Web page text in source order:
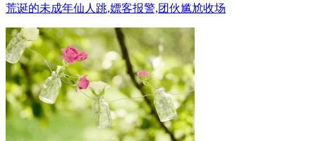
荒诞的未成年仙人跳,嫖客报警,团伙尴尬收场